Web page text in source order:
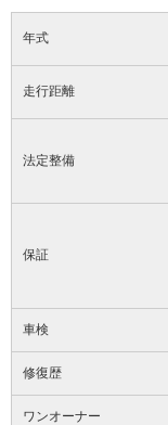
年式
走行距離
法定整備
保証
車検
修復歴
ワンオーナー